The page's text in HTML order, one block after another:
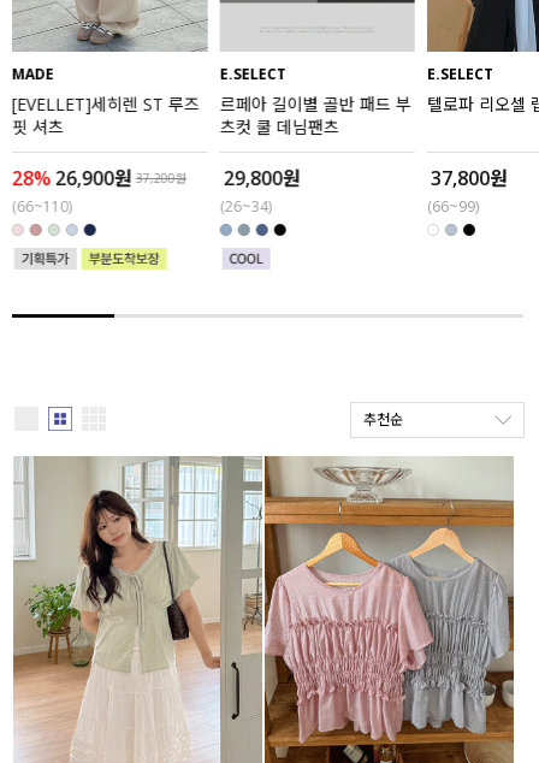
신상 5%
베스트
MADE
세트할인 ~30%
하객룩
티셔츠
셔츠
원피스
니트
수영복
니트
블라우스
액티브웨어
언더웨어
ACC
MADE
[EVELLET]세히렌 ST 루즈
핏 셔츠
28%26,900원 37,200원
(66~110)
E.SELECT
르페아 길이별 골반 패드 부
츠컷 쿨 데님팬츠
29,800원
(26~34)
E.SELECT
텔로파 리오셀
37,800원
(66~99)
추천순